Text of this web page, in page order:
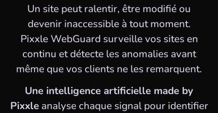
Un site peut ralentir, être modifié ou
devenir inaccessible à tout moment.
Pixxle WebGuard surveille vos sites en
continu et détecte les anomalies avant
même que vos clients ne les remarquent.
Une intelligence artificielle made by
Pixxleanalyse chaque signal pour identifier